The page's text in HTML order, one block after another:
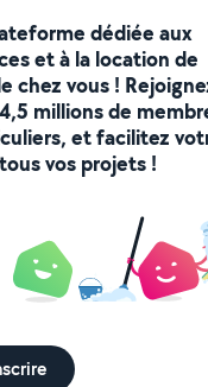
dédiée aux
et à la location de
chez vous !
millions de
et facilitez
vos projets !